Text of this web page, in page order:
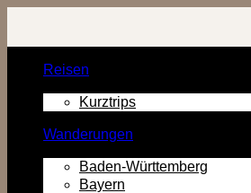
Inhalt
Reisen
Kurztrips
Wanderungen
Baden-Württemberg
Bayern